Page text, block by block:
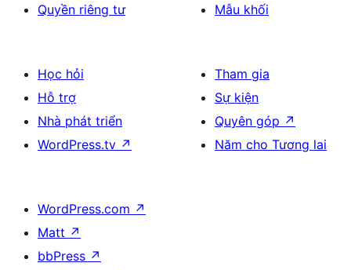
Quyền riêng tư
Mẫu khối
Học hỏi
Hỗ trợ
Nhà phát triển
WordPress.tv ↗
Tham gia
Sự kiện
Quyên góp ↗
Năm cho Tương lai
WordPress.com ↗
Matt ↗
bbPress ↗